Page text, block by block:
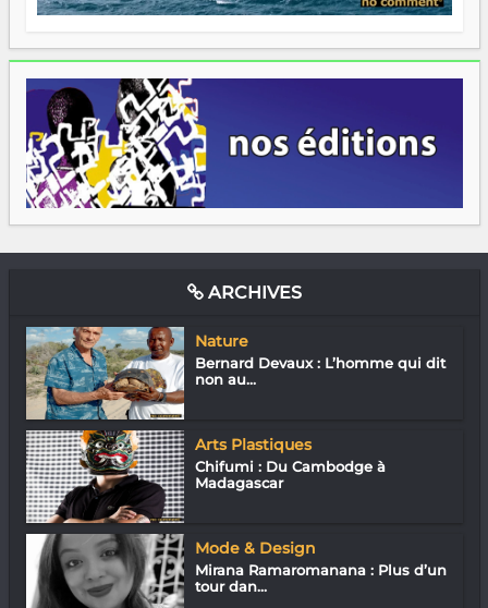
ARCHIVES
Nature
Bernard Devaux : L’homme qui dit
non au...
Arts Plastiques
Chifumi : Du Cambodge à
Madagascar
Mode & Design
Mirana Ramaromanana : Plus d’un
tour dan...